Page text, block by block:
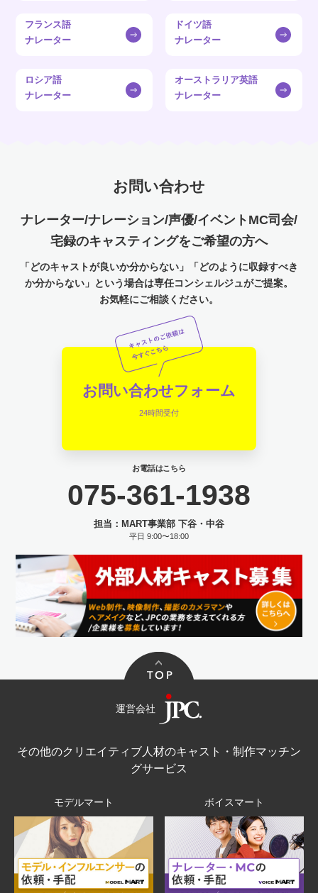
フランス語
ナレーター
ドイツ語
ナレーター
ロシア語
ナレーター
オーストラリア英語
ナレーター
お問い合わせ
ナレーター/ナレーション/声優/イベントMC司会/
宅録のキャスティングをご希望の方へ
「どのキャストが良いか分からない」「どのように収録すべき
か分からない」という場合は専任コンシェルジュがご提案。
お気軽にご相談ください。
お問い合わせフォーム
24時間受付
お電話はこちら
075-361-1938
担当：MART事業部 下谷・中谷
平日 9:00〜18:00
運営会社
その他のクリエイティブ人材のキャスト・制作マッチン
グサービス
モデルマート ボイスマート